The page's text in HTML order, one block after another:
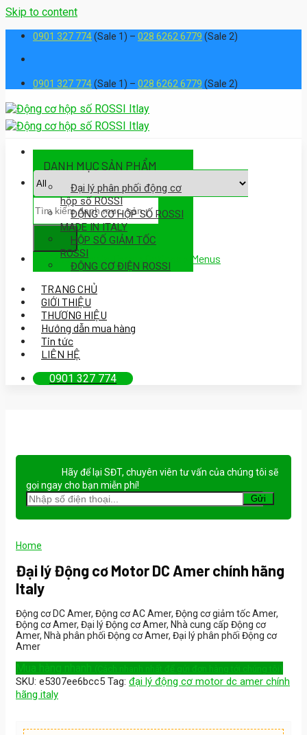
Skip to content
0901 327 774(Sale 1) – 028 6262 6779 (Sale 2)
0901 327 774(Sale 1) – 028 6262 6779 (Sale 2)
Assign a menu in Theme Options > Menus
DANH MỤC SẢN PHẨM
Đại lý phân phối động cơ
hộp số ROSSI
ĐỘNG CƠ HỘP SỐ ROSSI
MADE IN ITALY
HỘP SỐ GIẢM TỐC
ROSSI
ĐỘNG CƠ ĐIỆN ROSSI
TRANG CHỦ
GIỚI THIỆU
THƯƠNG HIỆU
Hướng dẫn mua hàng
Tin tức
LIÊN HỆ
0901 327 774
Hãy để lại SĐT, chuyên viên tư vấn của chúng tôi sẽ
gọi ngay cho bạn miễn phí!
Home
Đại lý Động cơ Motor DC Amer chính hãng
Italy
Động cơ DC Amer, Động cơ AC Amer, Động cơ giảm tốc Amer,
Động cơ Amer, Đại lý Động cơ Amer, Nhà cung cấp Động cơ
Amer, Nhà phân phối Động cơ Amer, Đại lý phân phối Động cơ
Amer
Mua hàng nhanh (Cách nhanh nhất để gửi đơn hàng tới chúng tôi)
SKU: e5307ee6bcc5 Tag: đại lý động cơ motor dc amer chính
hãng italy